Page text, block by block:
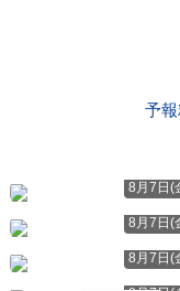
予
8月7日(
8月7日(
8月7日(